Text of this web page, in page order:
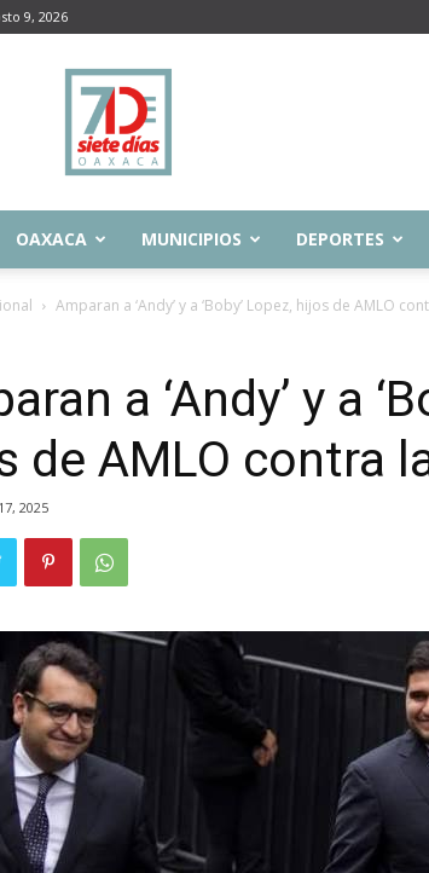
9, 2026
Siete
Días
Oaxaca
OAXACA MUNICIPIOS DEPORTES
Amparan a ‘Andy’ y a ‘Boby’ Lopez, hijos de AMLO
a ‘Andy’ y a
de AMLO contra
2025